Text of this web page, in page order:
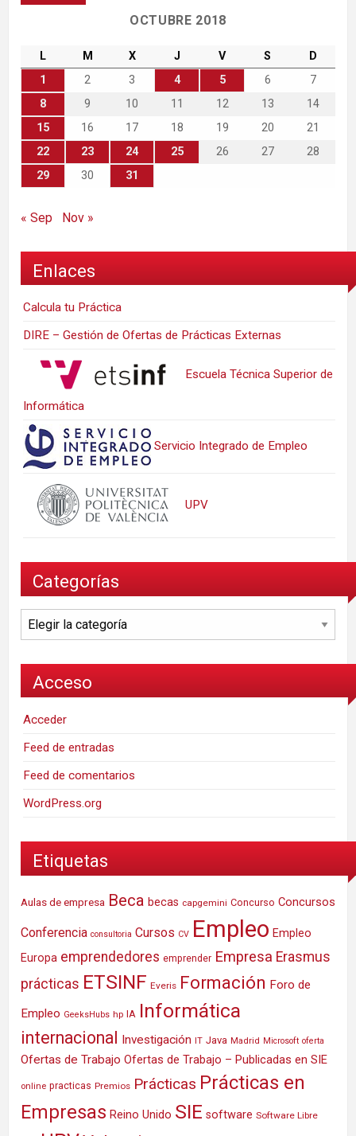
OCTUBRE 2018
L M X J V S
D
1
2 3 4 5 6
7
8
9 10 11 12 13
14
15
16 17 18 19 20
21
22
23 24 25 26 27
28
29
30 31
« Sep Nov »
Enlaces
Calcula tu Práctica
DIRE – Gestión de Ofertas de Prácticas Externas
Escuela Técnica Superior de
Informática
Servicio Integrado de Empleo
UPV
Categorías
Categorías
Acceso
Acceder
Feed de entradas
Feed de comentarios
WordPress.org
Etiquetas
Aulas de empresa Beca becas capgemini Concurso Concursos
Conferencia consultoria Cursos CV Empleo Empleo
Europa emprendedores emprender Empresa Erasmus
prácticas ETSINF Everis Formación Foro de
Empleo GeeksHubs hp IA Informática
internacional Investigación IT Java Madrid Microsoft oferta
Ofertas de Trabajo Ofertas de Trabajo – Publicadas en SIE
online practicas Premios Prácticas Prácticas en
Empresas Reino Unido SIE software Software Libre